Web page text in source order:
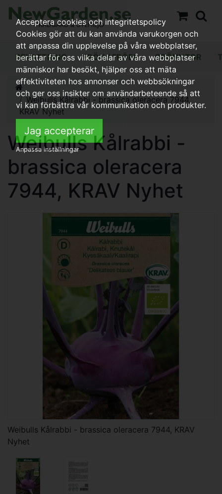
BEVATTNING FRÖN / FRÖER GRÖNYTOR
Weibulls Kålrabbi - brassica oleracera 7944,
KRAV Nyhet
Weibulls Kålrabbi -
brassica oleracera
7944, KRAV Nyhet
Weibulls Kålrabbi - brassica oleracera 7944, KRAV
Nyhet
Acceptera cookies och integritetspolicy
Cookies gör att du kan använda varukorgen och
att anpassa din upplevelse på våra webbplatser,
berättar för oss vilka delar av våra webbplatser
människor har besökt, hjälper oss att mäta
effektiviteten hos annonser och webbsökningar
och ger oss insikter om användarbeteende så att
vi kan förbättra vår kommunikation och produkter.
Jag accepterar
Anpassa inställningar